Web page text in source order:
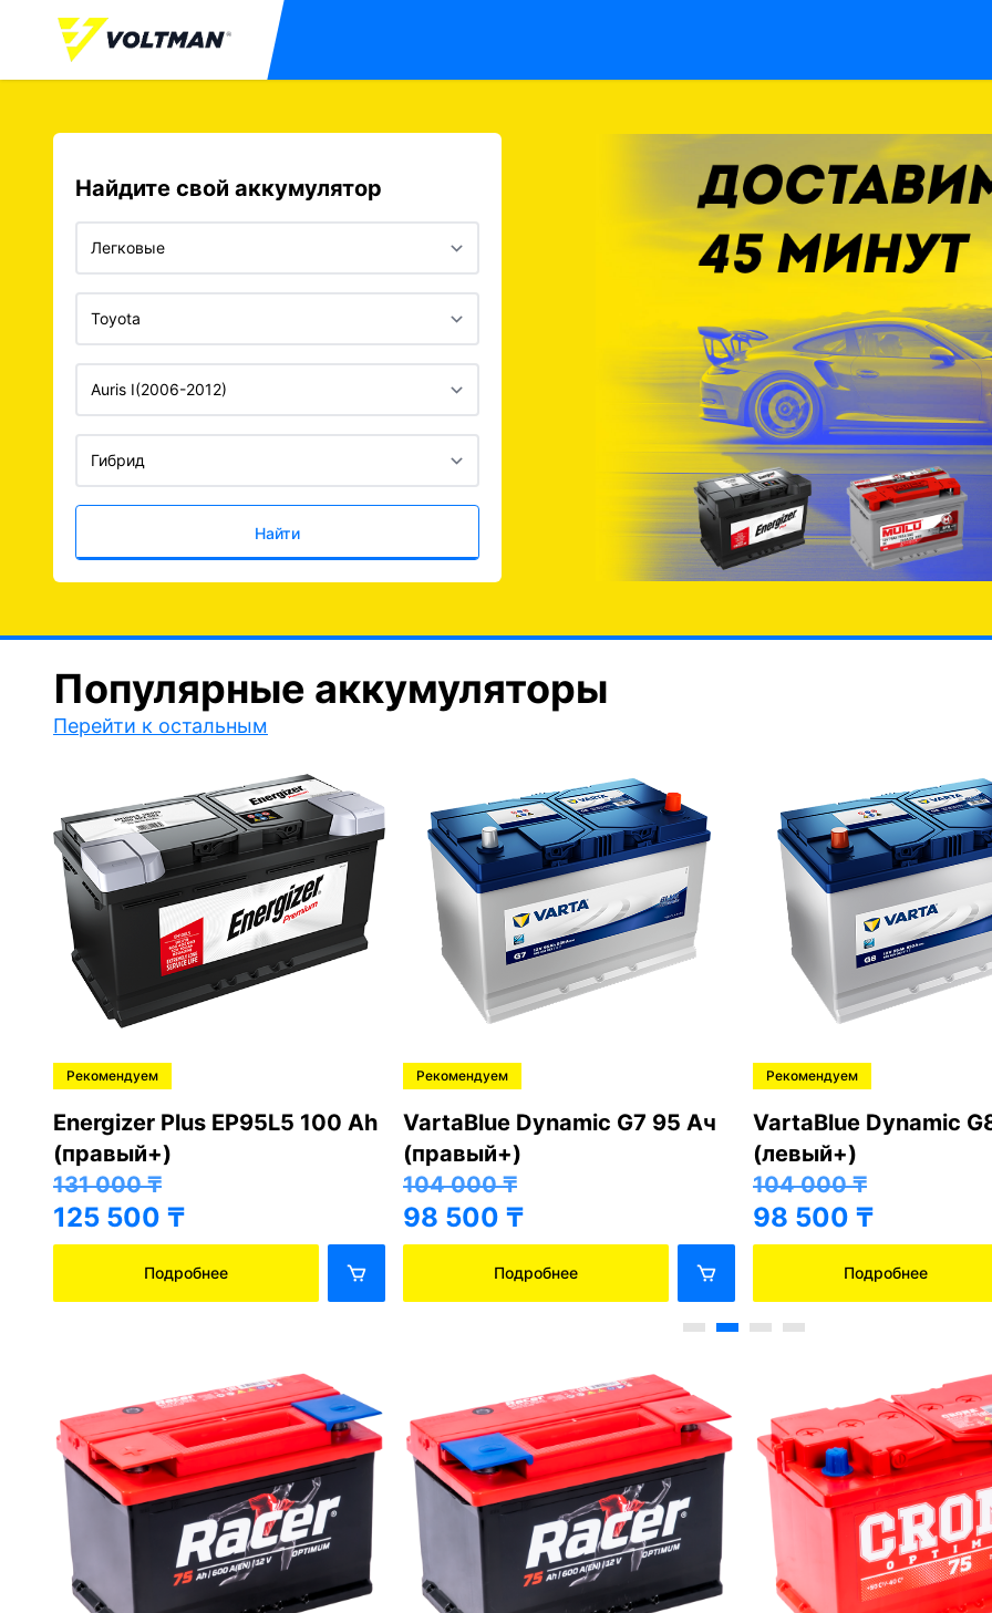
Найдите свой аккумулятор
Найти
Популярные аккумуляторы
Перейти к остальным
Рекомендуем
Energizer Plus EP95L5 100 Ah
(правый+)
131 000₸
125 500 ₸
Подробнее
Рекомендуем
VartaBlue Dynamic G7 95 Ач
(правый+)
104 000₸
98 500 ₸
Подробнее
Рекомендуем
VartaBlue Dynamic
(левый+)
104 000₸
98 500 ₸
Подробнее